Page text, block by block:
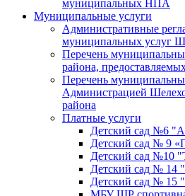
муниципальных НПА
Муниципальные услуги
Административные
муниципальных услуг
Перечень
района,
Перечень
Администрацией
района
Платные услуги
Детский сад №6
Детский сад № 9
Детский сад №10
Детский сад № 14
Детский сад № 15